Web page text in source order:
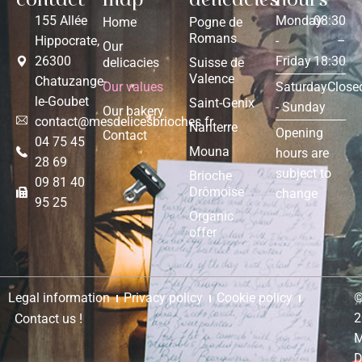
155 Allée
Hippocrate,
26300
Chatuzange-
le-Goubet
contact@mesdelicesbrioches.fr
04 75 45
28 69
09 81 40
95 25
Home
Our
delicacies
Our values
Our bakery
Contact
Pogne de
Romans
Suisse de
Valence
Saint-Genix
Nanterre
Mouna
Brioche
Drômoise
Organic
offer
Monday
-
Friday
08:30
–
18:30
Saturday
- Sunday
Opening
hours are
subject to
change
Legal information Privacy policy
Cookie policy
Contact us !